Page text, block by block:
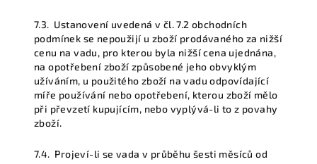
7.3. Ustanovení uvedená v čl. 7.2 obchodních
podmínek se nepoužijí u zboží prodávaného za nižší
cenu na vadu, pro kterou byla nižší cena ujednána,
na opotřebení zboží způsobené jeho obvyklým
užíváním, u použitého zboží na vadu odpovídající
míře používání nebo opotřebení, kterou zboží mělo
při převzetí kupujícím, nebo vyplývá-li to z povahy
zboží.
7.4. Projeví-li se vada v průběhu šesti měsíců od